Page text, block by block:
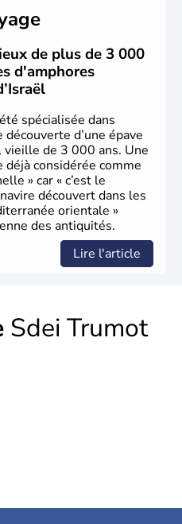
le domaine des nouvelles
de plus de 3 000
d'amphores
spécialisée dans
découverte d’une épave
vieille de 3 000 ans. Une
considérée comme
» car « c’est le
découvert dans les
orientale »
des antiquités.
Lire l'article
Sdei Trumot